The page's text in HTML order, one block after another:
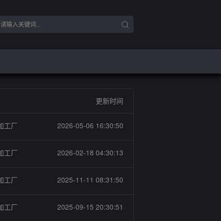
更新时间
工厂 2026-05-06 16:30:50
工厂 2026-02-18 04:30:13
工厂 2025-11-11 08:31:50
工厂 2025-09-15 20:30:51